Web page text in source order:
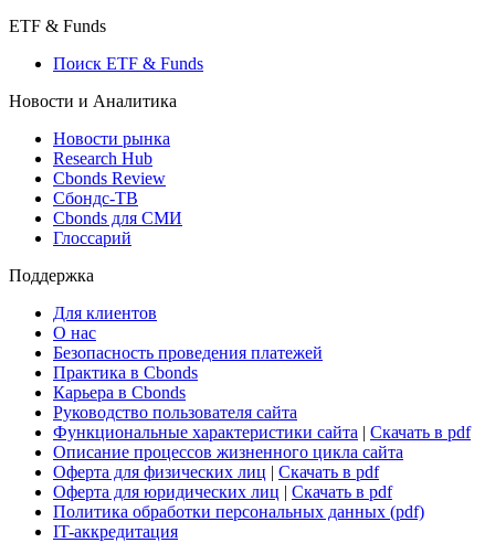
ETF & Funds
Поиск ETF & Funds
Новости и Аналитика
Новости рынка
Research Hub
Cbonds Review
Сбондс-ТВ
Cbonds для СМИ
Глоссарий
Поддержка
Для клиентов
О нас
Безопасность проведения платежей
Практика в Cbonds
Карьера в Cbonds
Руководство пользователя сайта
Функциональные характеристики сайта | Скачать в pdf
Описание процессов жизненного цикла сайта
Оферта для физических лиц | Скачать в pdf
Оферта для юридических лиц | Скачать в pdf
Политика обработки персональных данных (pdf)
IT-аккредитация